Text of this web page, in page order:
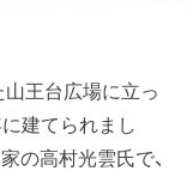
山王台広場に立っ
建てられまし
の高村光雲氏で、